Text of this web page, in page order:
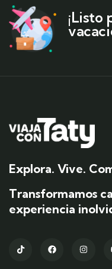
¡Listo
Explora. Vive.
Transformamos
experiencia